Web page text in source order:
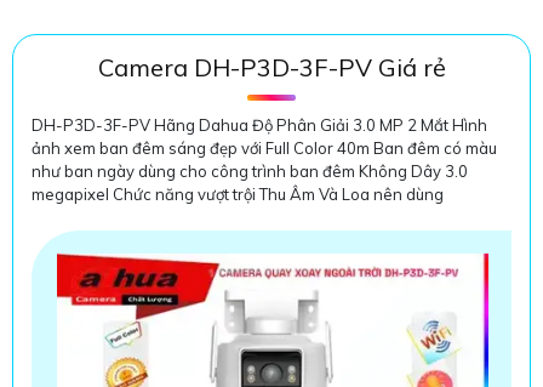
Camera DH-P3D-3F-PV Giá rẻ
DH-P3D-3F-PV Hãng Dahua Độ Phân Giải 3.0 MP 2 Mắt Hình
ảnh xem ban đêm sáng đẹp với Full Color 40m Ban đêm có màu
như ban ngày dùng cho công trình ban đêm Không Dây 3.0
megapixel Chức năng vượt trội Thu Âm Và Loa nên dùng